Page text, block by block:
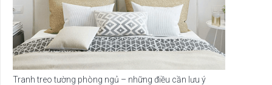
Tranh treo tường phòng ngủ – những điều cần lưu ý